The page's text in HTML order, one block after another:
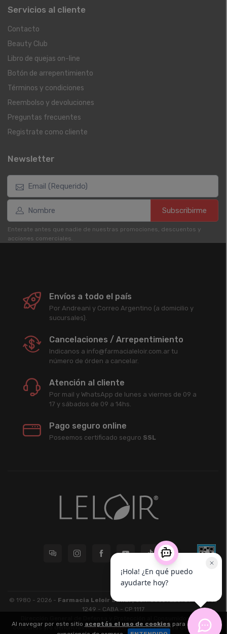
Servicios al cliente
Contacto
Beauty Club
Libro de quejas on-line
Botón de arrepentimiento
Términos y condiciones
Reembolso y devoluciones
Preguntas frecuentes
Registrate como cliente
Newsletter
Subscribirme
Enterate antes que nadie de nuestras promociones, descuentos y
acciones comerciales.
Envíos a todo el país
Por Andreani y Correo Argentino (a domicilio y
sucursales).
Cancelaciones / Arrepentimiento
Indicanos a info@farmacialeloir.com.ar tu
número de órden a cancelar.
Atención al cliente
Por mail y WhatsApp de lunes a viernes de 09 a
17 y sábados de 09 a 14hs.
Pago seguro online
Poseemos certificado seguro SSL
© 1980 - 2026 - Farmacia Leloir S.R.L.| CUIT 33609220789 - Larrea
1249 - CABA - CP 1117
Dirección General de Defensa y Protección al Consumidor: Para
consultas y/o denuncias[ingrese aquí]| Nación: Defensa de las y los
Al navegar por este sitio aceptás el uso de cookies para agilizar tu